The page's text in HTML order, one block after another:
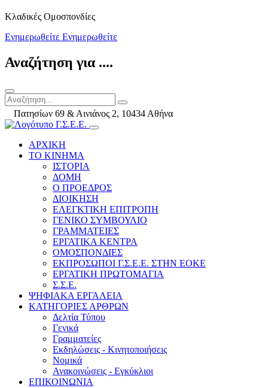
Kλαδικές Ομοσπονδίες
Ενημερωθείτε Ενημερωθείτε
Αναζήτηση για ....
Πατησίων 69 & Αινιάνος 2, 10434 Αθήνα
ΑΡΧΙΚΗ
ΤΟ ΚΙΝΗΜΑ
ΙΣΤΟΡΙΑ
ΔΟΜΗ
Ο ΠΡΟΕΔΡΟΣ
ΔΙΟΙΚΗΣΗ
ΕΛΕΓΚΤΙΚΗ ΕΠΙΤΡΟΠΗ
ΓΕΝΙΚΟ ΣΥΜΒΟΥΛΙΟ
ΓΡΑΜΜΑΤΕΙΕΣ
ΕΡΓΑΤΙΚΑ ΚΕΝΤΡΑ
ΟΜΟΣΠΟΝΔΙΕΣ
ΕΚΠΡΟΣΩΠΟΙ Γ.Σ.Ε.Ε. ΣΤΗΝ ΕΟΚΕ
ΕΡΓΑΤΙΚΗ ΠΡΩΤΟΜΑΓΙΑ
Σ.Σ.Ε.
ΨΗΦΙΑΚΑ ΕΡΓΑΛΕΙΑ
ΚΑΤΗΓΟΡΙΕΣ ΑΡΘΡΩΝ
Δελτία Τύπου
Γενικά
Γραμματείες
Εκδηλώσεις - Κινητοποιήσεις
Νομικά
Ανακοινώσεις - Εγκύκλιοι
ΕΠΙΚΟΙΝΩΝΙΑ